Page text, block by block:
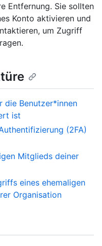
Entfernung. Sie sollten
Konto aktivieren und
um Zugriff
die Benutzer*innen
ist
(2FA)
Mitglieds deiner
eines ehemaligen
Organisation